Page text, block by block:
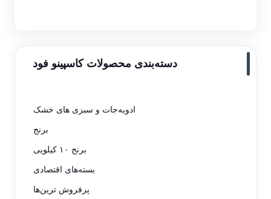
دسته‌بندی محصولات کاسپینو فود
ادویه‌جات و سبزی های خشک
برنج
برنج ۱۰ کیلویی
بسته‌های اقتصادی
پرفروش ترین‌ها